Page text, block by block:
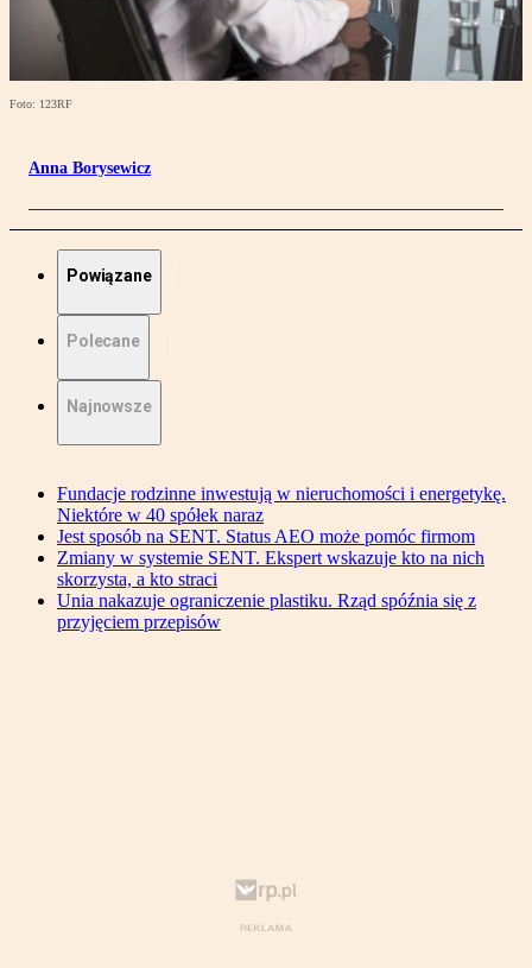
Foto: 123RF
Anna Borysewicz
Powiązane
Polecane
Najnowsze
Fundacje rodzinne inwestują w nieruchomości i energetykę.
Niektóre w 40 spółek naraz
Jest sposób na SENT. Status AEO może pomóc firmom
Zmiany w systemie SENT. Ekspert wskazuje kto na nich
skorzysta, a kto straci
Unia nakazuje ograniczenie plastiku. Rząd spóźnia się z
przyjęciem przepisów